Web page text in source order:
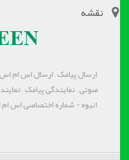
نقشه
ارسال پیامک – ارسال اس ام اس -
صوتی – نمایندگی پیامک –
انبوه - شماره اختصاصی اس